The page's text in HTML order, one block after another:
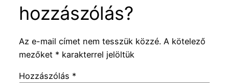
hozzászólás?
Az e-mail címet nem tesszük közzé. A kötelező
mezőket * karakterrel jelöltük
Hozzászólás *